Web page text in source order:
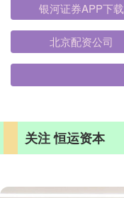
银河证券APP下载
北京配资公司
关注 恒运资本